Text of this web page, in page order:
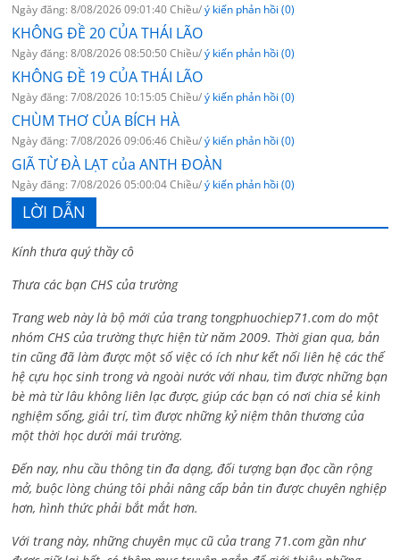
Ngày đăng: 8/08/2026 09:01:40 Chiều/ý kiến phản hồi (0)
KHÔNG ĐỀ 20 CỦA THÁI LÃO
Ngày đăng: 8/08/2026 08:50:50 Chiều/ý kiến phản hồi (0)
KHÔNG ĐỀ 19 CỦA THÁI LÃO
Ngày đăng: 7/08/2026 10:15:05 Chiều/ý kiến phản hồi (0)
CHÙM THƠ CỦA BÍCH HÀ
Ngày đăng: 7/08/2026 09:06:46 Chiều/ý kiến phản hồi (0)
GIÃ TỪ ĐÀ LẠT của ANTH ĐOÀN
Ngày đăng: 7/08/2026 05:00:04 Chiều/ý kiến phản hồi (0)
LỜI DẪN
Kính thưa quý thầy cô
Thưa các bạn CHS của trường
Trang web này là bộ mới của trang tongphuochiep71.com do một
nhóm CHS của trường thực hiện từ năm 2009. Thời gian qua, bản
tin cũng đã làm được một số việc có ích như kết nối liên hệ các thế
hệ cựu học sinh trong và ngoài nước với nhau, tìm được những bạn
bè mà từ lâu không liên lạc được, giúp các bạn có nơi chia sẻ kinh
nghiệm sống, giải trí, tìm được những kỷ niệm thân thương của
một thời học dưới mái trường.
Đến nay, nhu cầu thông tin đa dạng, đối tượng bạn đọc cần rộng
mở, buộc lòng chúng tôi phải nâng cấp bản tin được chuyên nghiệp
hơn, hình thức phải bắt mắt hơn.
Với trang này, những chuyên mục cũ của trang 71.com gần như